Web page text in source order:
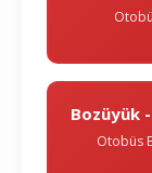
Bozüyük
Otobüs